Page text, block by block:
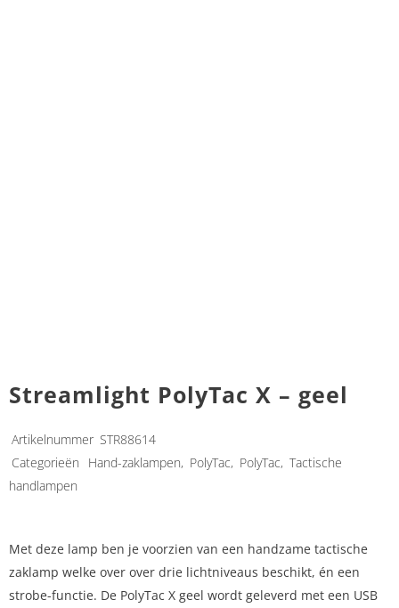
Streamlight PolyTac X – geel
Artikelnummer STR88614
Categorieën
Hand-zaklampen, PolyTac, PolyTac, Tactische
handlampen
Met deze lamp ben je voorzien van een handzame tactische
zaklamp welke over over drie lichtniveaus beschikt, én een
strobe-functie. De PolyTac X geel wordt geleverd met een USB